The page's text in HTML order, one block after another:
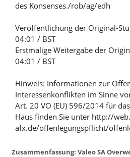
des Konsenses./rob/ag/edh
Veröffentlichung der Original-
04:01 / BST
Erstmalige Weitergabe der
04:01 / BST
Hinweis: Informationen zur
Interessenkonflikten im Sinne
Art. 20 VO (EU) 596/2014 für
Haus finden Sie unter http://
afx.de/offenlegungspflicht/
Zusammenfassung: Valeo SA